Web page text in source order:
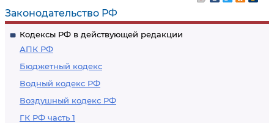
Законодательство РФ
Кодексы РФ в действующей редакции
АПК РФ
Бюджетный кодекс
Водный кодекс РФ
Воздушный кодекс РФ
ГК РФ часть 1